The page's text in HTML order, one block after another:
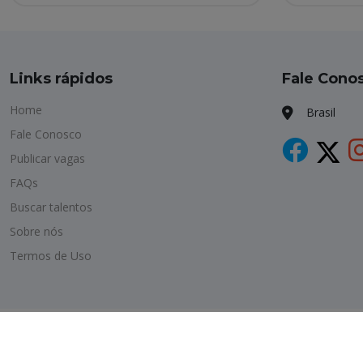
Links rápidos
Home
Fale Conosco
Publicar vagas
FAQs
Buscar talentos
Sobre nós
Termos de Uso
Fale
Brasil